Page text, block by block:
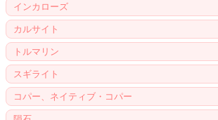
インカローズ
カルサイト
トルマリン
スギライト
コパー、ネイティブ・コパー